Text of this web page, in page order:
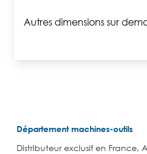
Autres dimensions sur
Département machines-outils
Distributeur exclusif en France,